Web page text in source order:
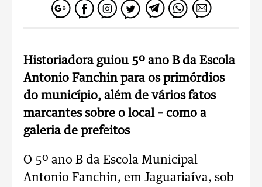
Historiadora guiou 5º ano B da Escola
Antonio Fanchin para os primórdios
do município, além de vários fatos
marcantes sobre o local – como a
galeria de prefeitos
O 5º ano B da Escola Municipal
Antonio Fanchin, em Jaguariaíva, sob